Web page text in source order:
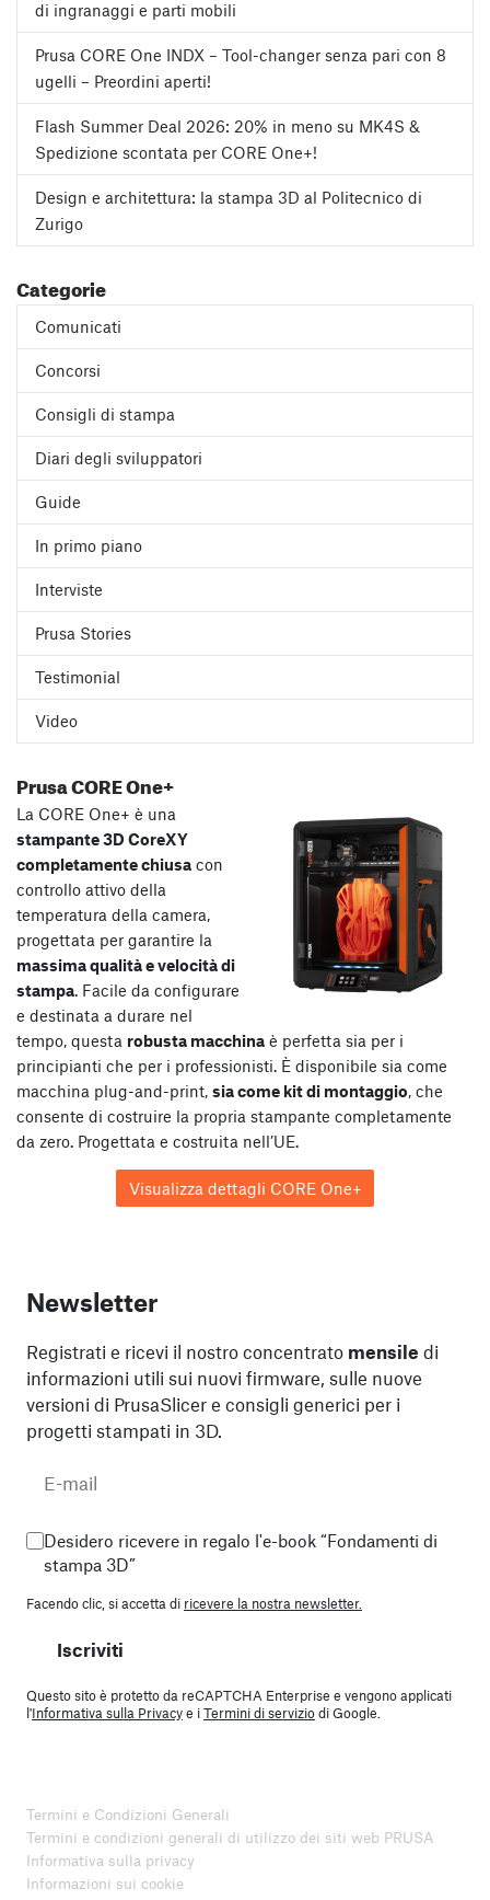
di ingranaggi e parti mobili
Prusa CORE One INDX – Tool-changer senza pari con 8
ugelli – Preordini aperti!
Flash Summer Deal 2026: 20% in meno su MK4S &
Spedizione scontata per CORE One+!
Design e architettura: la stampa 3D al Politecnico di
Zurigo
Categorie
Comunicati
Concorsi
Consigli di stampa
Diari degli sviluppatori
Guide
In primo piano
Interviste
Prusa Stories
Testimonial
Video
Prusa CORE One+
La CORE One+ è una
stampante 3D CoreXY
completamente chiusa con
controllo attivo della
temperatura della camera,
progettata per garantire la
massima qualità e velocità di
stampa. Facile da configurare
e destinata a durare nel
tempo, questa robusta macchina è perfetta sia per i
principianti che per i professionisti. È disponibile sia come
macchina plug-and-print, sia come kit di montaggio, che
consente di costruire la propria stampante completamente
da zero. Progettata e costruita nell’UE.
Visualizza dettagli CORE One+
Newsletter
Registrati e ricevi il nostro concentrato mensile di
informazioni utili sui nuovi firmware, sulle nuove
versioni di PrusaSlicer e consigli generici per i
progetti stampati in 3D.
Desidero ricevere in regalo l'e-book “Fondamenti di
stampa 3D”
Facendo clic, si accetta di ricevere la nostra newsletter.
Iscriviti
Questo sito è protetto da reCAPTCHA Enterprise e vengono applicati
l'Informativa sulla Privacye iTermini di serviziodi Google.
Termini e Condizioni Generali
Termini e condizioni generali di utilizzo dei siti web PRUSA
Informativa sulla privacy
Informazioni sui cookie